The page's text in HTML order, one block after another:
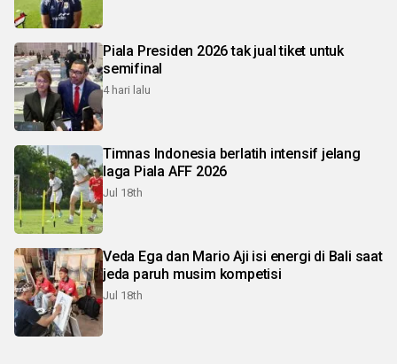
Piala Presiden 2026 tak jual tiket untuk
semifinal
4 hari lalu
Timnas Indonesia berlatih intensif jelang
laga Piala AFF 2026
Jul 18th
Veda Ega dan Mario Aji isi energi di Bali saat
jeda paruh musim kompetisi
Jul 18th